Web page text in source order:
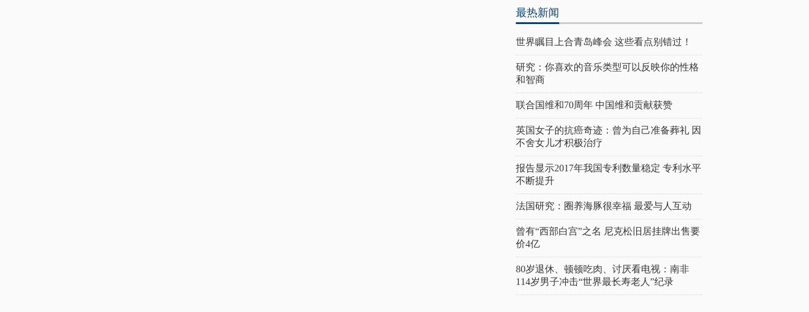
最热新闻
世界瞩目上合青岛峰会 这些看点别错过！
研究：你喜欢的音乐类型可以反映你的性格
和智商
联合国维和70周年 中国维和贡献获赞
英国女子的抗癌奇迹：曾为自己准备葬礼 因
不舍女儿才积极治疗
报告显示2017年我国专利数量稳定 专利水平
不断提升
法国研究：圈养海豚很幸福 最爱与人互动
曾有“西部白宫”之名 尼克松旧居挂牌出售要
价4亿
80岁退休、顿顿吃肉、讨厌看电视：南非
114岁男子冲击“世界最长寿老人”纪录